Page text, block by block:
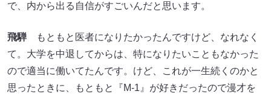
で、内から出る自信がすごいんだと思います。
飛騨 もともと医者になりたかったんですけど、なれなく
て。大学を中退してからは、特になりたいこともなかった
ので適当に働いてたんです。けど、これが一生続くのかと
思ったときに、もともと『M-1』が好きだったので漫才を